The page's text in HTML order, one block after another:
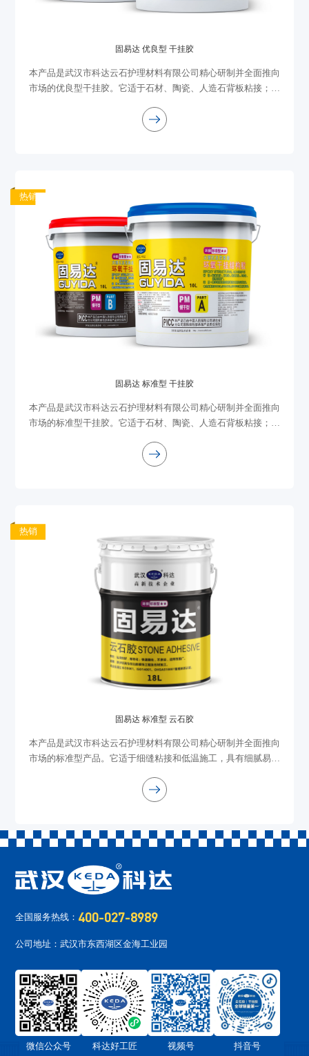
固易达 优良型 干挂胶
本产品是武汉市科达云石护理材料有限公司精心研制并全面推向
市场的优良型干挂胶。它适于石材、陶瓷、人造石背板粘接；颜
热销
固易达 标准型 干挂胶
本产品是武汉市科达云石护理材料有限公司精心研制并全面推向
市场的标准型干挂胶。它适于石材、陶瓷、人造石背板粘接；颜
热销
固易达 标准型 云石胶
本产品是武汉市科达云石护理材料有限公司精心研制并全面推向
市场的标准型产品。它适于细缝粘接和低温施工，具有细腻易调
挂、不渗油等优点。它适用于要求较高...
全国服务热线： 400-027-8989
公司地址：武汉市东西湖区金海工业园
微信公众号 科达好工匠 视频号 抖音号